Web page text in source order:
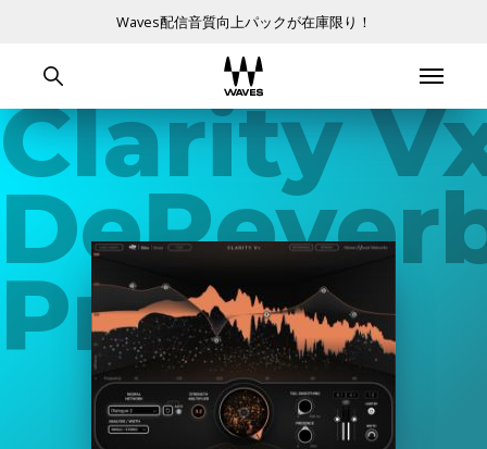
Waves配信音質向上パックが在庫限り！
Clarity
Pro